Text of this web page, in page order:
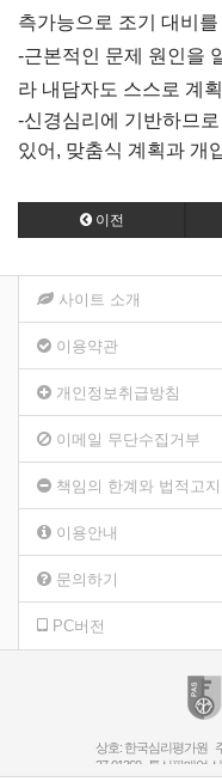
측가능으로 조기 대비
-근본적인 문제 원인을
라 내담자도 스스로 계
-신경심리에 기반하므
있어, 맞춤식 계획과 개
이전
사이트 소개
이용약관
개인정보취급방침
이메일 무단수집거부
책임의 한계와 법적고지
이용안내
문의하기
PC버전
상호: 한국심리평가원
37-01360 통신판매업